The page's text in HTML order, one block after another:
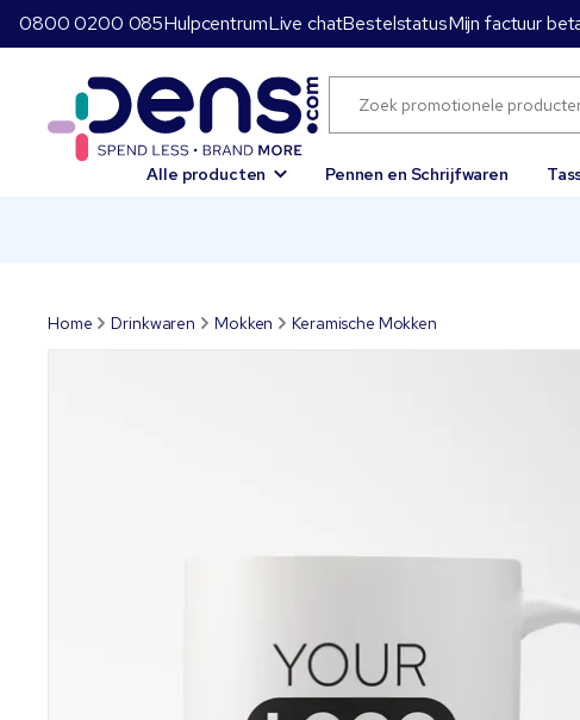
0800 0200 085HulpcentrumLive chatBestelstatusMijn factuur
Alle producten Pennen en Schrijfwaren
Home Drinkwaren Mokken Keramische Mokken